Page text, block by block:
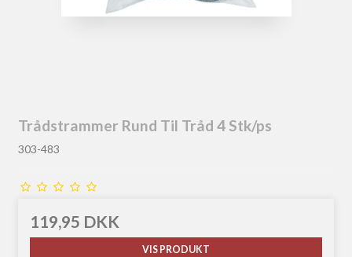
Trådstrammer Rund Til Tråd 4 Stk/ps
303-483
119,95 DKK
VIS PRODUKT